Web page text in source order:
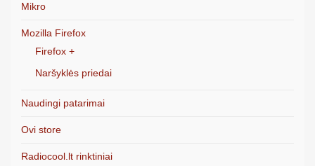
Mikro
Mozilla Firefox
Firefox +
Naršyklės priedai
Naudingi patarimai
Ovi store
Radiocool.lt rinktiniai